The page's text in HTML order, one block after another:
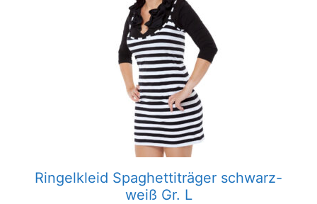
Ringelkleid Spaghettiträger schwarz-
weiß Gr. L